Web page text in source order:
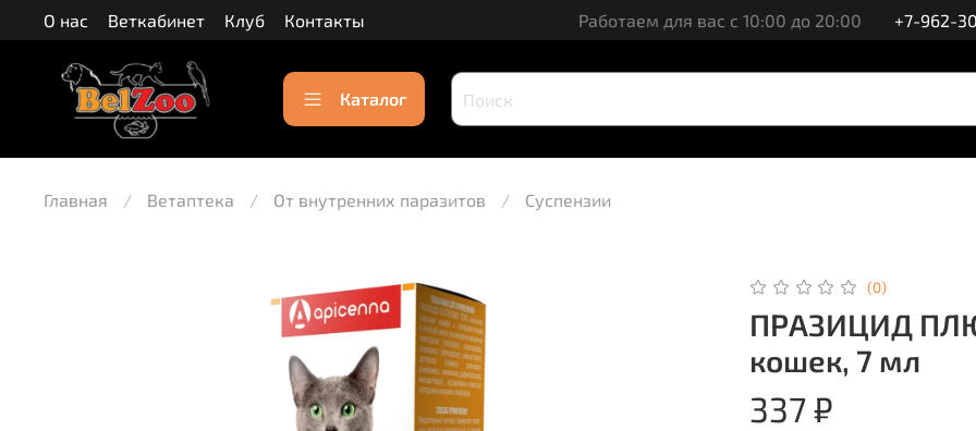
О нас Веткабинет Клуб Контакты Работаем для вас с 10:00 до 20:00 +7-962-
Каталог
Главная Ветаптека От внутренних паразитов Суспензии
(0)
ПРАЗИЦИД
кошек, 7 мл
337 ₽